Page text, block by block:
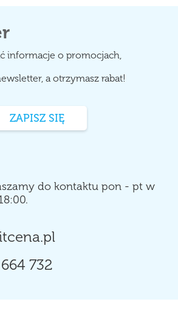
informacje o promocjach,
a otrzymasz rabat!
ZAPISZ SIĘ
do kontaktu pon - pt w
732